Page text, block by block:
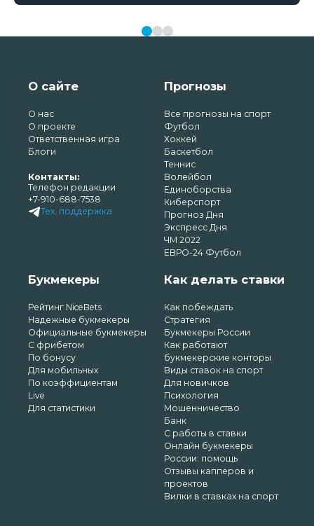
О сайте
О нас
О проекте
Ответственная игра
Блоги
Контакты:
Телефон редакции
+7-910-688-7538
Тех. поддержка
Прогнозы
Все прогнозы на спорт
Футбол
Хоккей
Баскетбол
Теннис
Волейбол
Единоборства
Киберспорт
Прогноз Дня
Экспресс Дня
ЧМ 2022
ЕВРО-24 Футбол
Букмекеры
Рейтинг NiceBets
Надежные букмекеры
Официальные букмекеры
С фрибетом
По бонусу
Для мобильных
По коэффициентам
Live
Для статистики
Как делать ставки
Как побеждать
Стратегия
Букмекеры России
Как работают
букмекерские конторы
Виды ставок на спорт
Для новичков
Психология
Мошенничество
Банк
С работы в ставки
Онлайн букмекеры
России: помощь
Отзывы капперов и
проектов
Вилки в ставках на спорт